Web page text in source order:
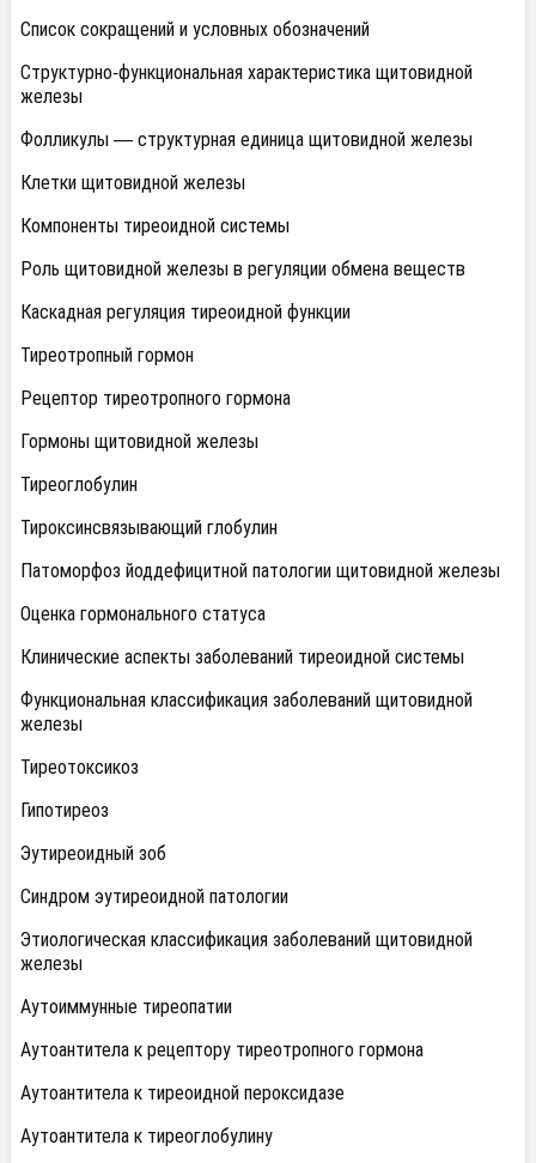
Список сокращений и условных обозначений
Структурно-функциональная характеристика щитовидной
железы
Фолликулы — структурная единица щитовидной железы
Клетки щитовидной железы
Компоненты тиреоидной системы
Роль щитовидной железы в регуляции обмена веществ
Каскадная регуляция тиреоидной функции
Тиреотропный гормон
Рецептор тиреотропного гормона
Гормоны щитовидной железы
Тиреоглобулин
Тироксинсвязывающий глобулин
Патоморфоз йоддефицитной патологии щитовидной железы
Оценка гормонального статуса
Клинические аспекты заболеваний тиреоидной системы
Функциональная классификация заболеваний щитовидной
железы
Тиреотоксикоз
Гипотиреоз
Эутиреоидный зоб
Синдром эутиреоидной патологии
Этиологическая классификация заболеваний щитовидной
железы
Аутоиммунные тиреопатии
Аутоантитела к рецептору тиреотропного гормона
Аутоантитела к тиреоидной пероксидазе
Аутоантитела к тиреоглобулину